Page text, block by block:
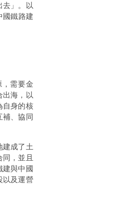
」。以
國鐵路建
需要金
海，以
自身的核
補、協同
成了土
，並且
建與中國
以及運營